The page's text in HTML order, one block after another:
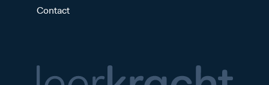
Contact